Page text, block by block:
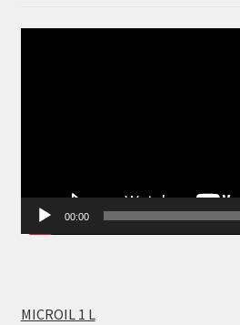
00:00
MICROIL 1 L